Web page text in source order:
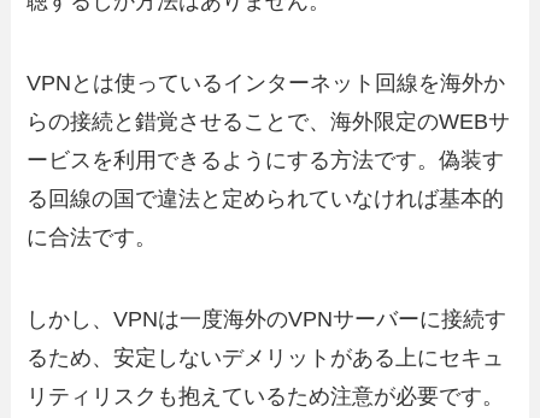
VPNとは使っているインターネット回線を海外か
らの接続と錯覚させることで、海外限定のWEBサ
ービスを利用できるようにする方法です。偽装す
る回線の国で違法と定められていなければ基本的
に合法です。
しかし、VPNは一度海外のVPNサーバーに接続す
るため、安定しないデメリットがある上にセキュ
リティリスクも抱えているため注意が必要です。